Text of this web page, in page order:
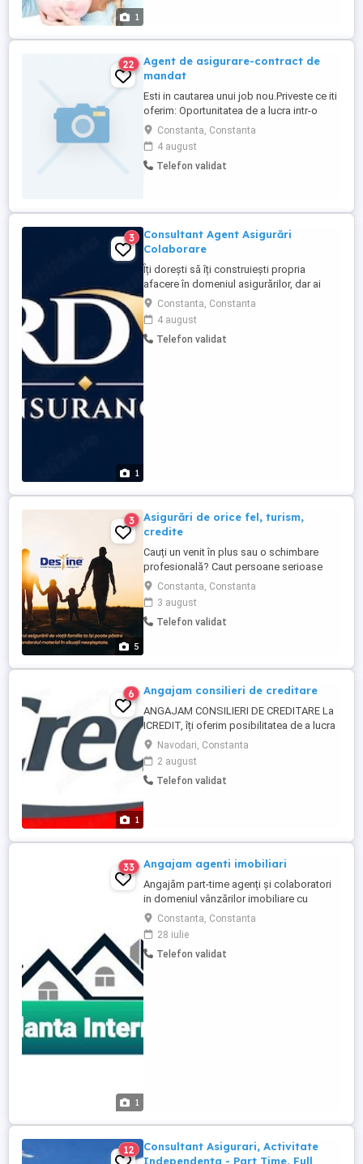
1
22
Agent de asigurare-contract de
mandat
Esti in cautarea unui job nou.Priveste ce iti
oferim: Oportunitatea de a lucra intr-o
companie solida pe piata din Romania, cu
acces la programe si know-how din
cadrul grupului Allianz; Posibilitatea de a
lucra intr-o echipa dinamica si motivanta;
Constanta, Constanta
4 august
Telefon validat
1
3
Consultant Agent Asigurări
Colaborare
Îți dorești să îți construiești propria
afacere în domeniul asigurărilor, dar ai
nevoie de susținere și un mediu în care să
te dezvolți? Te așteptăm în echipa
noastră! Suntem în căutarea unor
persoane motivate, serioase și dornice să
Constanta, Constanta
4 august
Telefon validat
5
3
Asigurări de orice fel, turism,
credite
Cauți un venit în plus sau o schimbare
profesională? Caut persoane serioase
care vor să înceapă o colaborare în
domeniul asigurărilor NU ai nevoie de
experiență, te învăț tot ce trebuie pas cu
pas. Ce ai aici: Program flexibil lucrezi
Constanta, Constanta
3 august
Telefon validat
1
6 Angajam consilieri de creditare
ANGAJAM CONSILIERI DE CREDITARE La
ICREDIT, îți oferim posibilitatea de a lucra
așa cum ți se potrivește cel mai bine
pentru un venit suplimentar. Programul
este flexibil de 4 6 ore; îți permite să îți
organizezi timpul astfel încât să te ocupi
Navodari, Constanta
2 august
Telefon validat
1
33 Angajam agenti imobiliari
Angajăm part-time agenți și colaboratori
in domeniul vânzărilor imobiliare cu
experienta in domeniu, in conditii
avantajoase. Operare prin program on line.
Cerinte: seriozitate, motivatie,
temperament calm, buna cunoastere a
Constanta, Constanta
28 iulie
Telefon validat
12
Consultant Asigurari, Activitate
Independenta - Part Time, Full